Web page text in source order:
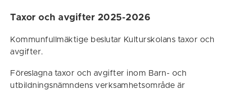
Taxor och avgifter 2025-2026
Kommunfullmäktige beslutar Kulturskolans taxor och
avgifter.
Föreslagna taxor och avgifter inom Barn- och
utbildningsnämndens verksamhetsområde är